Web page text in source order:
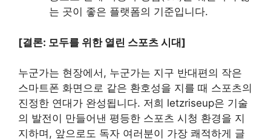
는 곳이 좋은 플랫폼의 기준입니다.
[결론: 모두를 위한 열린 스포츠 시대]
누군가는 현장에서, 누군가는 지구 반대편의 작은
스마트폰 화면으로 같은 환호성을 지를 때 스포츠의
진정한 연대가 완성됩니다. 저희 letzriseup은 기술
의 발전이 만들어낸 평등한 스포츠 시청 환경을 지
지하며, 앞으로도 독자 여러분이 가장 쾌적하게 글